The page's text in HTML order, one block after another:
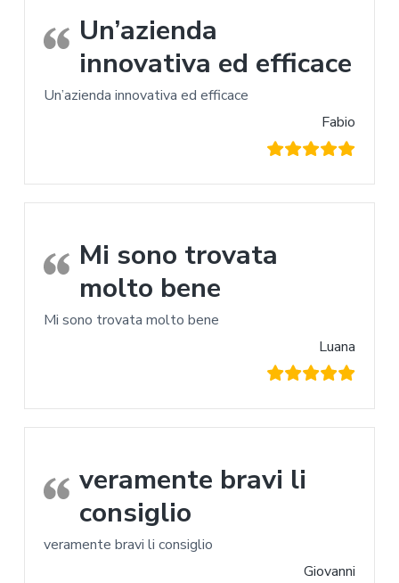
Un’azienda
innovativa ed efficace
Un’azienda innovativa ed efficace
Fabio
Mi sono trovata
molto bene
Mi sono trovata molto bene
Luana
veramente bravi li
consiglio
veramente bravi li consiglio
Giovanni